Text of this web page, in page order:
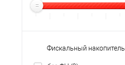
Фискальный накопитель